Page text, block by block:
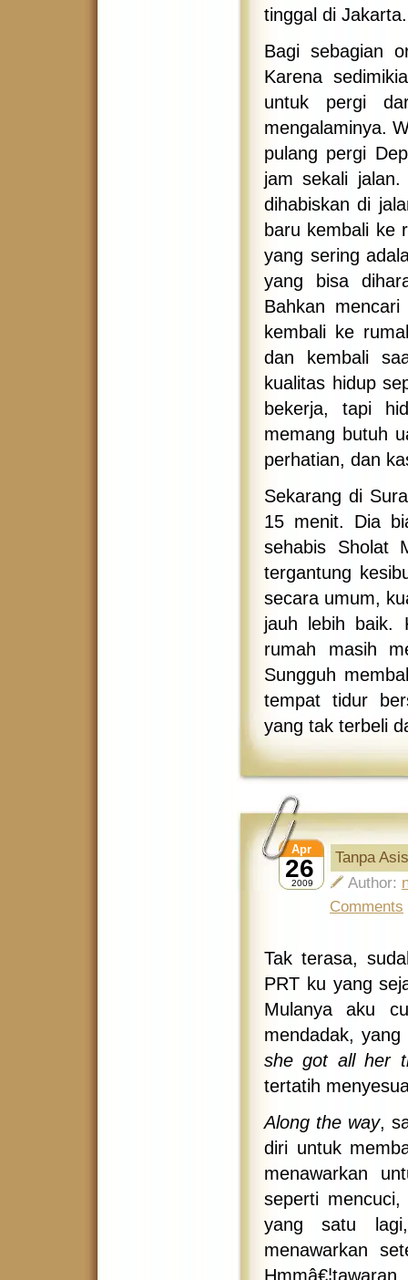
tinggal di Jakarta.
Bagi sebagian
Karena
untuk pergi
mengalaminya.
pulang pergi
jam sekali
dihabiskan di
baru kembali ke
yang sering
yang bisa
Bahkan
kembali ke
dan kembali
kualitas hidup
bekerja, tapi
memang butuh
perhatian, dan
Sekarang di
15 menit. Dia
sehabis Sholat
tergantung
secara umum,
jauh lebih baik.
rumah masih
Sungguh
tempat tidur
yang tak terbeli
26
Apr
2009
Tanpa
Author:
Comments
Tak terasa,
PRT ku yang
Mulanya aku
mendadak,
shegot all her
tertatih
Along the way,
diri untuk
menawarkan
seperti
yang satu
menawarkan